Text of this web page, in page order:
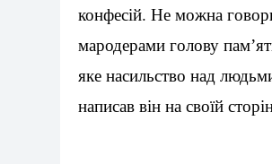
конфесій. Не можна
мародерами голову
яке насильство над
написав він на своїй